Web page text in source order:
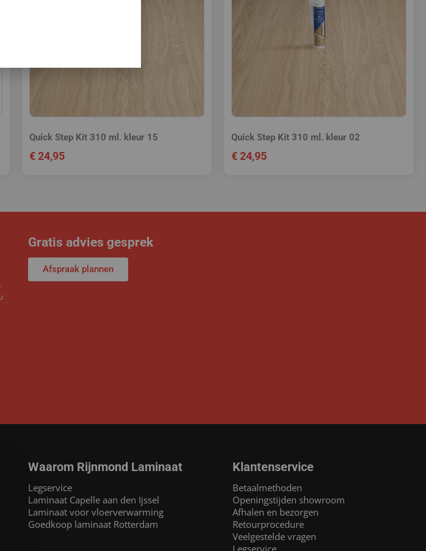
Quick Step Kit 310 ml. kleur 15
€24,95
Quick Step Kit 310 ml. kleur 02
€24,95
Gratis advies gesprek
Afspraak plannen
Waarom Rijnmond Laminaat
Legservice
Laminaat Capelle aan den Ijssel
Laminaat voor vloerverwarming
Goedkoop laminaat Rotterdam
Klantenservice
Betaalmethoden
Openingstijden showroom
Afhalen en bezorgen
Retourprocedure
Veelgestelde vragen
Legservice